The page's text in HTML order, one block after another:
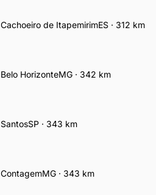
Cachoeiro de ItapemirimES· 312 km
Belo HorizonteMG· 342 km
SantosSP· 343 km
ContagemMG· 343 km